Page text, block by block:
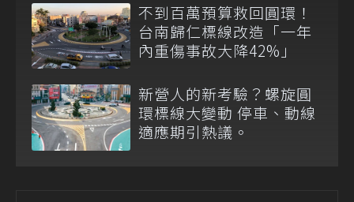
不到百萬預算救回圓環！
台南歸仁標線改造「一年
內重傷事故大降42%」
新營人的新考驗？螺旋圓
環標線大變動 停車、動線
適應期引熱議。